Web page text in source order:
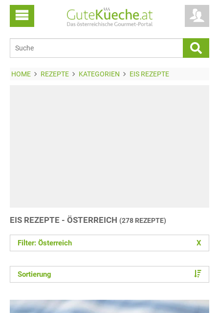
HOME REZEPTE KATEGORIEN EIS REZEPTE
EIS REZEPTE - ÖSTERREICH (278 REZEPTE)
Filter: Österreich X
Sortierung